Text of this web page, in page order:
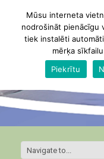
Mūsu interneta
nodrošināt pienācīgu
tiek instalēti
mērķa
Piekrītu